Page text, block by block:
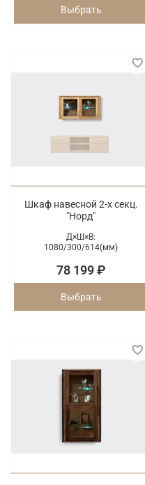
Выбрать
Шкаф навесной 2-х секц.
"Норд"
Д×Ш×В:
1080/300/614(мм)
78 199 ₽
Выбрать